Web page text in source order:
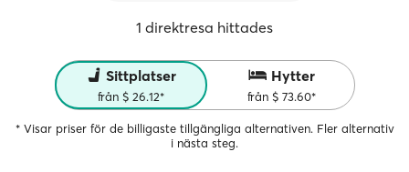
1 direktresa hittades
Sittplatser
från $ 26.12*
Hytter
från $ 73.60*
* Visar priser för de billigaste tillgängliga alternativen. Fler alternativ
i nästa steg.